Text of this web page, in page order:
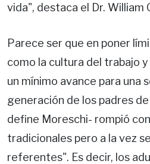
vida", destaca el Dr. William
Parece ser que en poner
como la cultura del trabajo y
un mínimo avance para una
generación de los padres
define Moreschi- rompió
tradicionales pero a la vez
referentes". Es decir, los